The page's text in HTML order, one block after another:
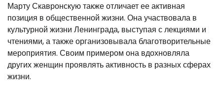
Марту Скавронскую также отличает ее активная
позиция в общественной жизни. Она участвовала в
культурной жизни Ленинграда, выступая с лекциями и
чтениями, а также организовывала благотворительные
мероприятия. Своим примером она вдохновляла
других женщин проявлять активность в разных сферах
жизни.